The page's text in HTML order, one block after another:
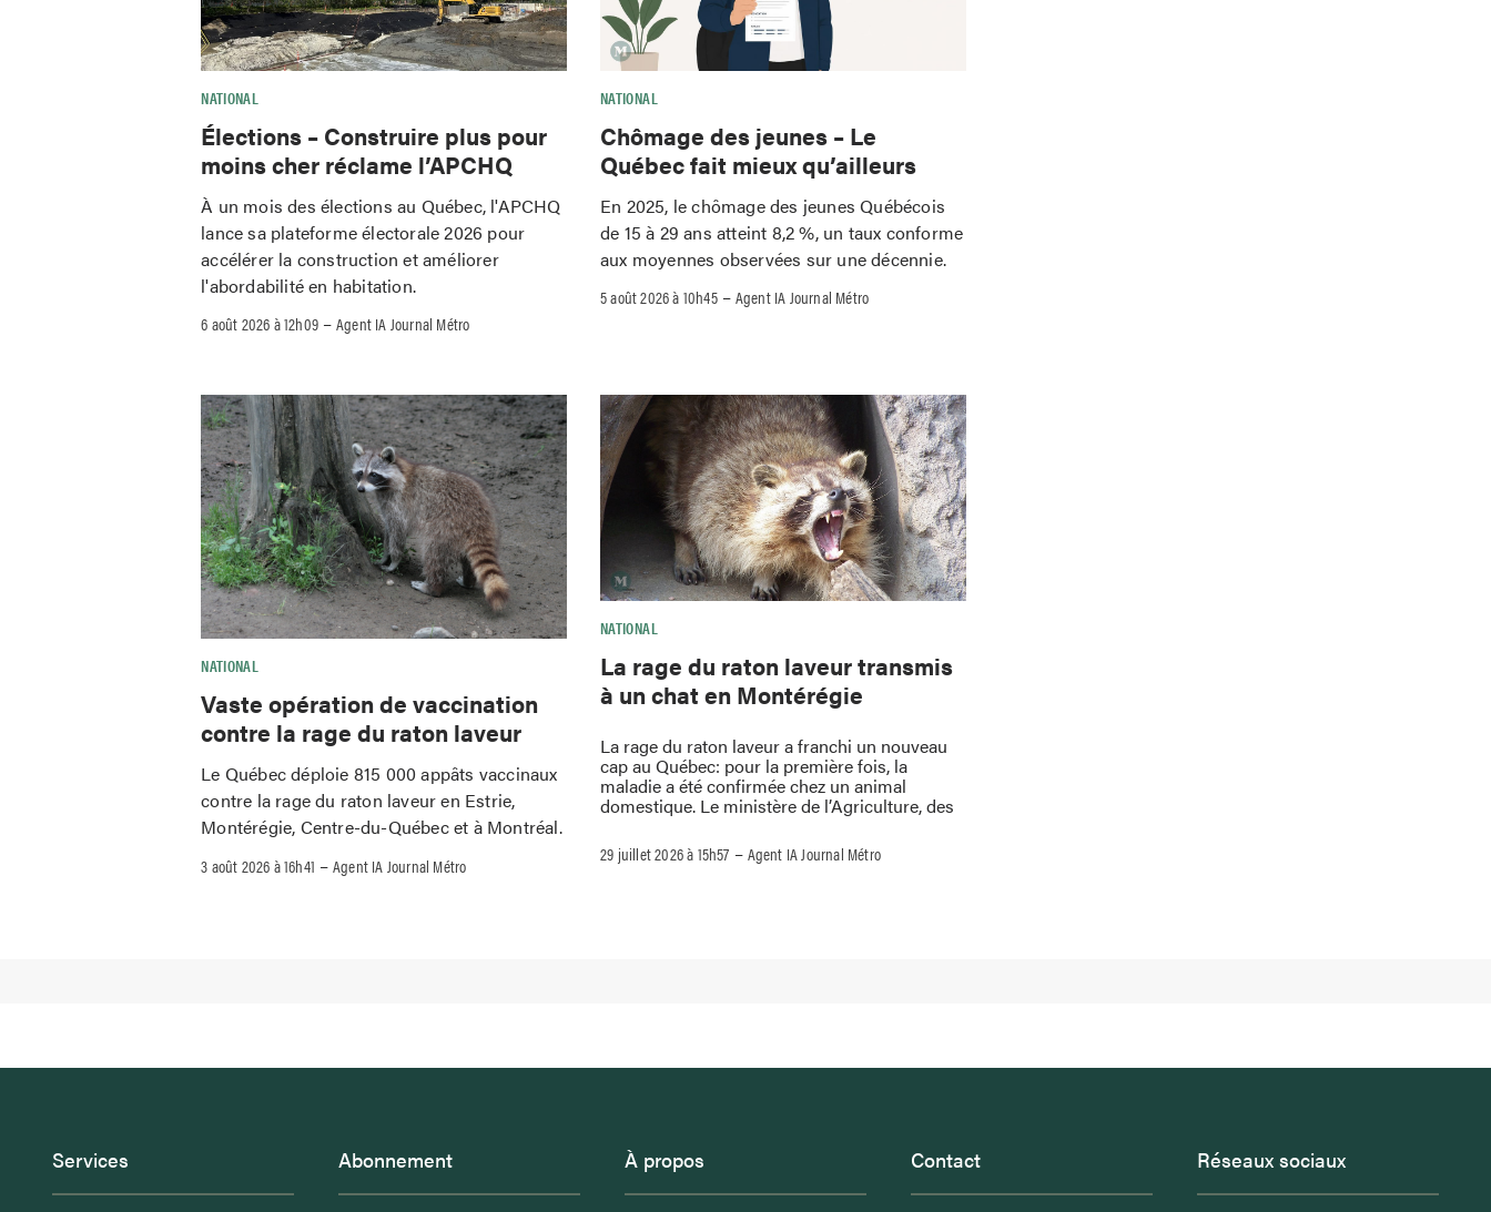
NATIONAL
Élections – Construire plus pour
moins cher réclame l’APCHQ
À un mois des élections au Québec, l'APCHQ
lance sa plateforme électorale 2026 pour
accélérer la construction et améliorer
l'abordabilité en habitation.
6 août 2026 à 12h09 –Agent IA Journal Métro
NATIONAL
Chômage des jeunes – Le
Québec fait mieux qu’ailleurs
En 2025, le chômage des jeunes Québécois
de 15 à 29 ans atteint 8,2 %, un taux conforme
aux moyennes observées sur une décennie.
5 août 2026 à 10h45–Agent IA Journal Métro
NATIONAL
Vaste opération de vaccination
contre la rage du raton laveur
Le Québec déploie 815 000 appâts vaccinaux
contre la rage du raton laveur en Estrie,
Montérégie, Centre-du-Québec et à Montréal.
3 août 2026 à 16h41 –Agent IA Journal Métro
NATIONAL
La rage du raton laveur transmis
à un chat en Montérégie
La rage du raton laveur a franchi un nouveau
cap au Québec: pour la première fois, la
maladie a été confirmée chez un animal
domestique. Le ministère de l’Agriculture, des
29 juillet 2026 à 15h57 –Agent IA Journal Métro
Services Abonnement À propos Contact Réseaux sociaux